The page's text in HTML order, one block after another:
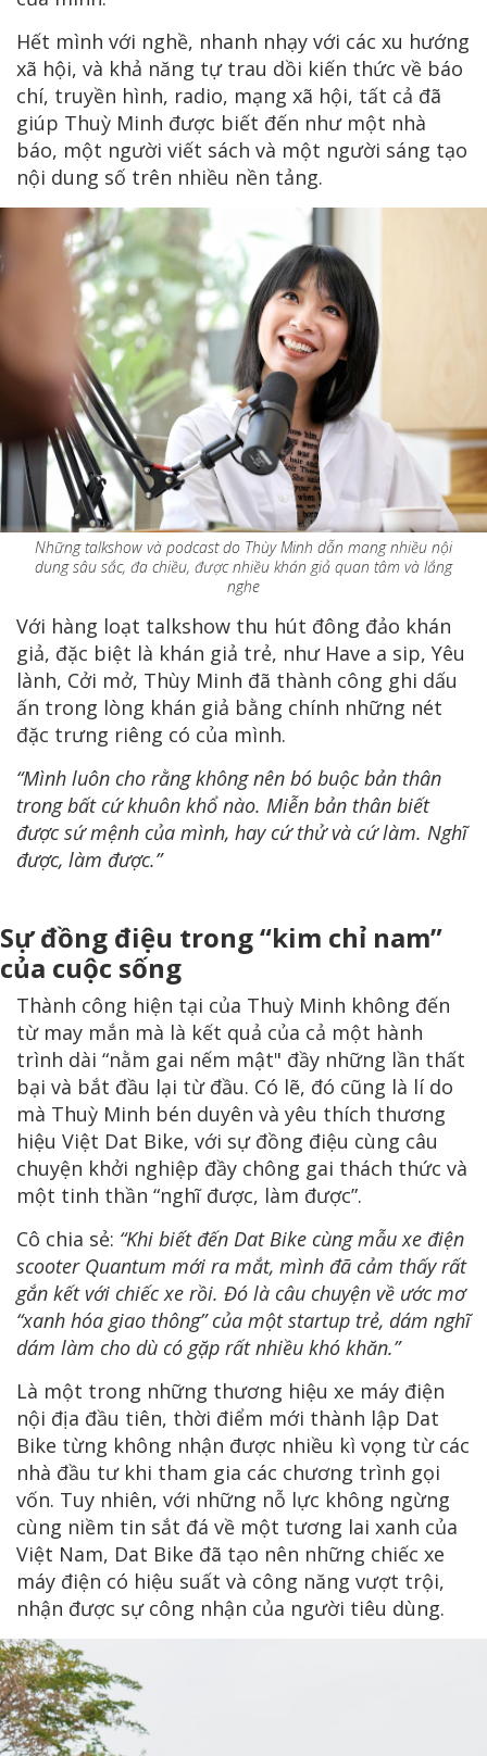
Hết mình với nghề, nhanh nhạy với các xu hướng
xã hội, và khả năng tự trau dồi kiến thức về báo
chí, truyền hình, radio, mạng xã hội, tất cả đã
giúp Thuỳ Minh được biết đến như một nhà
báo, một người viết sách và một người sáng tạo
nội dung số trên nhiều nền tảng.
Những talkshow và podcast do Thùy Minh dẫn mang nhiều nội
dung sâu sắc, đa chiều, được nhiều khán giả quan tâm và lắng
nghe
Với hàng loạt talkshow thu hút đông đảo khán
giả, đặc biệt là khán giả trẻ, như Have a sip, Yêu
lành, Cởi mở, Thùy Minh đã thành công ghi dấu
ấn trong lòng khán giả bằng chính những nét
đặc trưng riêng có của mình.
“Mình luôn cho rằng không nên bó buộc bản thân
trong bất cứ khuôn khổ nào. Miễn bản thân biết
được sứ mệnh của mình, hay cứ thử và cứ làm. Nghĩ
được, làm được.”
Sự đồng điệu trong “kim chỉ nam”
của cuộc sống
Thành công hiện tại của Thuỳ Minh không đến
từ may mắn mà là kết quả của cả một hành
trình dài “nằm gai nếm mật" đầy những lần thất
bại và bắt đầu lại từ đầu. Có lẽ, đó cũng là lí do
mà Thuỳ Minh bén duyên và yêu thích thương
hiệu Việt Dat Bike, với sự đồng điệu cùng câu
chuyện khởi nghiệp đầy chông gai thách thức và
một tinh thần “nghĩ được, làm được”.
Cô chia sẻ: “Khi biết đến Dat Bike cùng mẫu xe điện
scooter Quantum mới ra mắt, mình đã cảm thấy rất
gắn kết với chiếc xe rồi. Đó là câu chuyện về ước mơ
“xanh hóa giao thông” của một startup trẻ, dám nghĩ
dám làm cho dù có gặp rất nhiều khó khăn.”
Là một trong những thương hiệu xe máy điện
nội địa đầu tiên, thời điểm mới thành lập Dat
Bike từng không nhận được nhiều kì vọng từ các
nhà đầu tư khi tham gia các chương trình gọi
vốn. Tuy nhiên, với những nỗ lực không ngừng
cùng niềm tin sắt đá về một tương lai xanh của
Việt Nam, Dat Bike đã tạo nên những chiếc xe
máy điện có hiệu suất và công năng vượt trội,
nhận được sự công nhận của người tiêu dùng.